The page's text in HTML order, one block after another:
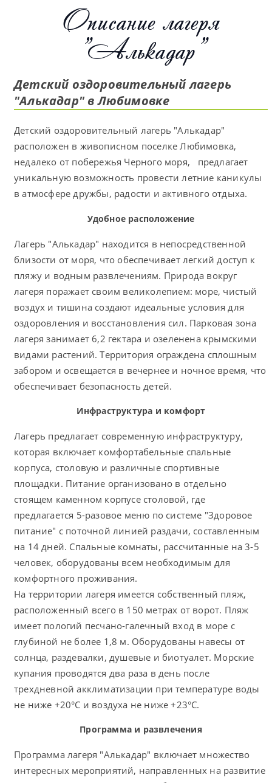
Описание лагеря
"Алькадар"
Детский оздоровительный лагерь
"Алькадар" в Любимовке
Детский оздоровительный лагерь "Алькадар"
расположен в живописном поселке Любимовка,
недалеко от побережья Черного моря, предлагает
уникальную возможность провести летние каникулы
в атмосфере дружбы, радости и активного отдыха.
Удобное расположение
Лагерь "Алькадар" находится в непосредственной
близости от моря, что обеспечивает легкий доступ к
пляжу и водным развлечениям. Природа вокруг
лагеря поражает своим великолепием: море, чистый
воздух и тишина создают идеальные условия для
оздоровления и восстановления сил. Парковая зона
лагеря занимает 6,2 гектара и озеленена крымскими
видами растений. Территория ограждена сплошным
забором и освещается в вечернее и ночное время, что
обеспечивает безопасность детей.
Инфраструктура и комфорт
Лагерь предлагает современную инфраструктуру,
которая включает комфортабельные спальные
корпуса, столовую и различные спортивные
площадки. Питание организовано в отдельно
стоящем каменном корпусе столовой, где
предлагается 5-разовое меню по системе "Здоровое
питание" с поточной линией раздачи, составленным
на 14 дней. Спальные комнаты, рассчитанные на 3-5
человек, оборудованы всем необходимым для
комфортного проживания.
На территории лагеря имеется собственный пляж,
расположенный всего в 150 метрах от ворот. Пляж
имеет пологий песчано-галечный вход в море с
глубиной не более 1,8 м. Оборудованы навесы от
солнца, раздевалки, душевые и биотуалет. Морские
купания проводятся два раза в день после
трехдневной акклиматизации при температуре воды
не ниже +20°C и воздуха не ниже +23°C.
Программа и развлечения
Программа лагеря "Алькадар" включает множество
интересных мероприятий, направленных на развитие